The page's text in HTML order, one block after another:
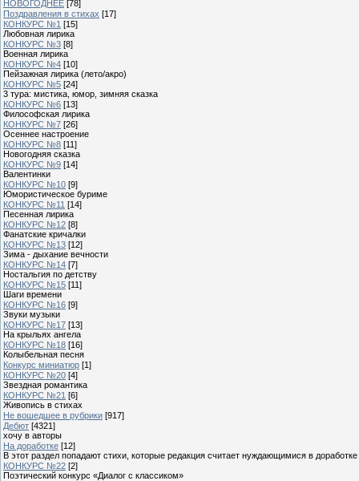
НОВОГОДНЕЕ [78]
Поздравления в стихах [17]
КОНКУРС №1 [15]
Любовная лирика
КОНКУРС №3 [8]
Военная лирика
КОНКУРС №4 [10]
Пейзажная лирика (лето/акро)
КОНКУРС №5 [24]
3 тура: мистика, юмор, зимняя сказка
КОНКУРС №6 [13]
Философская лирика
КОНКУРС №7 [26]
Осеннее настроение
КОНКУРС №8 [11]
Новогодняя сказка
КОНКУРС №9 [14]
Валентинки
КОНКУРС №10 [9]
Юмористическое буриме
КОНКУРС №11 [14]
Песенная лирика
КОНКУРС №12 [8]
Фанатские кричалки
КОНКУРС №13 [12]
Зима - дыхание вечности
КОНКУРС №14 [7]
Ностальгия по детству
КОНКУРС №15 [11]
Шаги времени
КОНКУРС №16 [9]
Звуки музыки
КОНКУРС №17 [13]
На крыльях ангела
КОНКУРС №18 [16]
Колыбельная песня
Конкурс миниатюр [1]
КОНКУРС №20 [4]
Звездная романтика
КОНКУРС №21 [6]
Живопись в стихах
Не вошедшее в рубрики [917]
Дебют [4321]
хочу в авторы
На доработке [12]
В этот раздел попадают стихи, которые редакция считает нуждающимися в доработке
КОНКУРС №22 [2]
Поэтический конкурс «Диалог с классиком»